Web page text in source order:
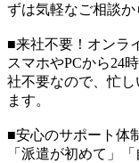
ずは気軽なご相談か
■来社不要！オンラ
スマホやPCから24
社不要なので、忙
ます。
■安心のサポート体
「派遣が初めて」